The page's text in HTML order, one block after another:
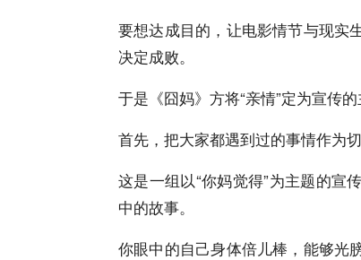
要想达成目的，让电影情节与现实
决定成败。
于是《囧妈》方将“亲情”定为宣传的
首先，把大家都遇到过的事情作
这是一组以“你妈觉得”为主题的宣
中的故事。
你眼中的自己身体倍儿棒，能够光